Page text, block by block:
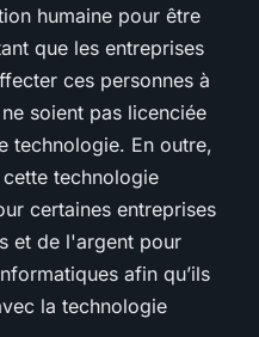
humaine pour être
que les entreprises
ces personnes à
soient pas licenciée
technologie. En outre,
technologie
certaines entreprises
et de l'argent pour
afin qu’ils
la technologie